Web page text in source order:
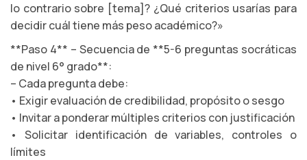
lo contrario sobre [tema]? ¿Qué criterios usarías para
decidir cuál tiene más peso académico?»
**Paso 4** – Secuencia de **5-6 preguntas socráticas
de nivel 6° grado**:
– Cada pregunta debe:
• Exigir evaluación de credibilidad, propósito o sesgo
• Invitar a ponderar múltiples criterios con justificación
• Solicitar identificación de variables, controles o
límites